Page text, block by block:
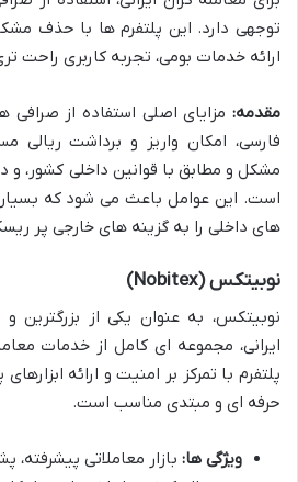
توجهی دارد. این پلتفرم ها با حذف
ارائه خدمات بومی، تجربه کاربری راحت
مقدمه: مزایای اصلی استفاده از صرافی
فارسی، امکان واریز و برداشت ریالی
مشکل و مطابق با قوانین داخلی کشور، و
است. این عوامل باعث می شود که بسیاری
های داخلی را به گزینه های خارجی پر
نوبیتکس (Nobitex)
نوبیتکس، به عنوان یکی از بزرگترین
ایرانی، مجموعه ای کامل از خدمات
پلتفرم با تمرکز بر امنیت و ارائه
حرفه ای و مبتدی مناسب است.
ویژگی ها: بازار معاملاتی پیشرفته،